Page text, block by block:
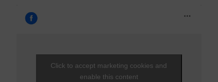
Application
Testimonianze
Il controllo del diabete
Diabete, cuore e vasi
Click to accept marketing cookies and
enable this content